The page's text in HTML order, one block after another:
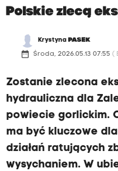
Polskie zlecą
Krystyna PASEK
date_range Środa, 2026.05.13 07:55 (
Zostanie zlecona
hydrauliczna dla
powiecie gorlickim.
ma być kluczowe
działań ratujących
wysychaniem. W